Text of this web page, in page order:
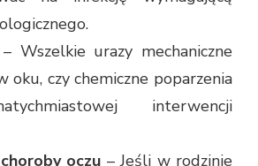
– Wszelkie urazy mechaniczne
oku, czy chemiczne poparzenia
interwencji
oczu – Jeśli w rodzinie